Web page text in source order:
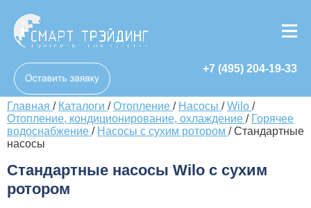
+7 (495) 204-19-33
Главная / Каталоги /Отопление / Насосы /Wilo /
Отопление, кондиционирование, охлаждение / Горячее
водоснабжение / Насосы с сухим ротором /Стандартные
насосы
Стандартные насосы Wilo с сухим
ротором